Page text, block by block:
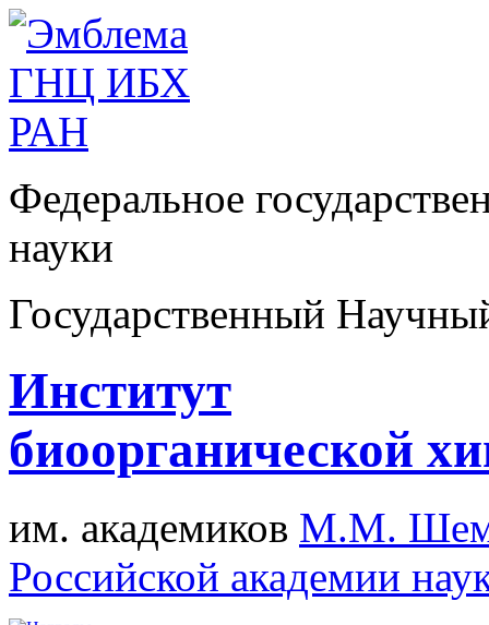
Федеральное
науки
Государственный
Институт
биоорганической
им. академиков М.М.
Российской академии